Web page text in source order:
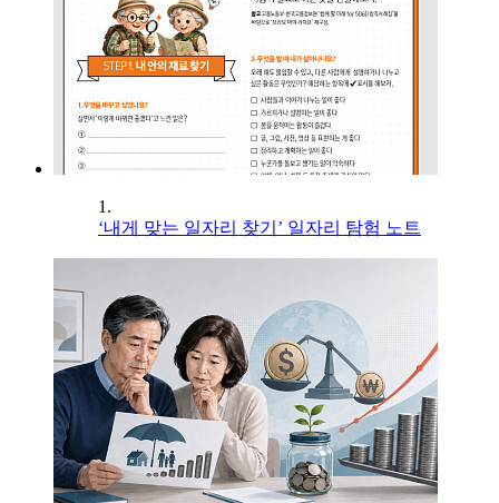
1.
‘내게 맞는 일자리 찾기’ 일자리 탐험 노트